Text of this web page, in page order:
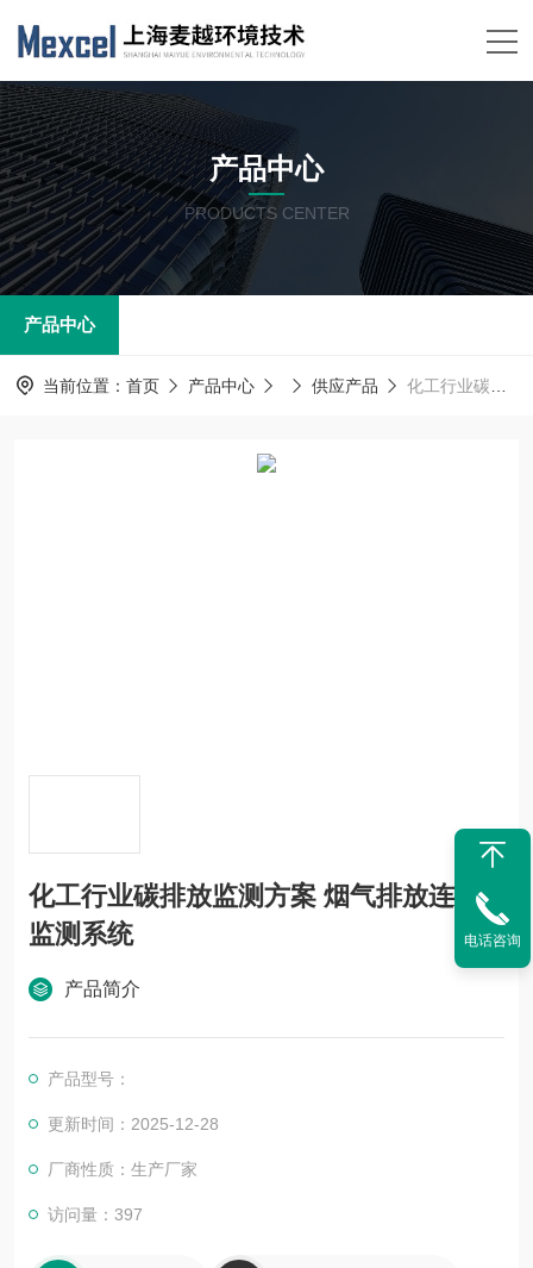
产品中心
PRODUCTS CENTER
产品中心
当前位置： 首页 产品中心 供应产品 化工行业碳排放监测方案 烟气排放连续监测系统
化工行业碳排放监测方案 烟气排放连续
监测系统
产品简介
产品型号：
更新时间：2025-12-28
厂商性质：生产厂家
访问量：397
电话咨询